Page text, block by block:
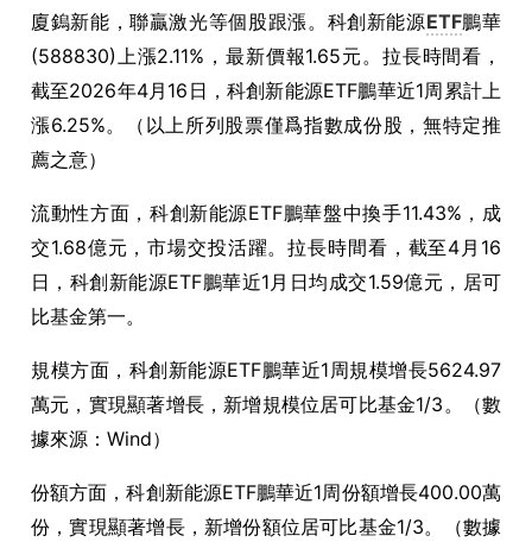
廈鎢新能，聯贏激光等個股跟漲。科創新能源ETF鵬華
(588830)上漲2.11%，最新價報1.65元。拉長時間看，
截至2026年4月16日，科創新能源ETF鵬華近1周累計上
漲6.25%。（以上所列股票僅爲指數成份股，無特定推
薦之意）
流動性方面，科創新能源ETF鵬華盤中換手11.43%，成
交1.68億元，市場交投活躍。拉長時間看，截至4月16
日，科創新能源ETF鵬華近1月日均成交1.59億元，居可
比基金第一。
規模方面，科創新能源ETF鵬華近1周規模增長5624.97
萬元，實現顯著增長，新增規模位居可比基金1/3。（數
據來源：Wind）
份額方面，科創新能源ETF鵬華近1周份額增長400.00萬
份，實現顯著增長，新增份額位居可比基金1/3。（數據